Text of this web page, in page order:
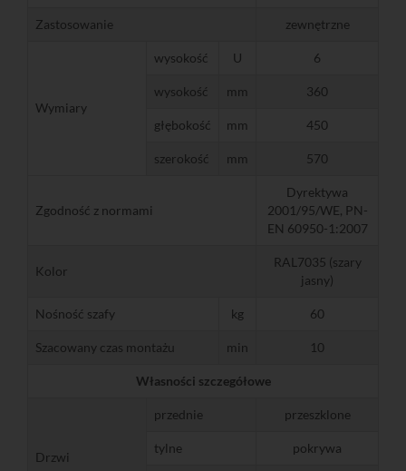
Zastosowanie zewnętrzne
Wymiary
wysokość U 6
wysokość mm 360
głębokość mm 450
szerokość mm 570
Zgodność z normami
Dyrektywa
2001/95/WE, PN-
EN 60950-1:2007
Kolor
RAL7035 (szary
jasny)
Nośność szafy kg 60
Szacowany czas montażu min 10
Własności szczegółowe
Drzwi
przednie przeszklone
tylne pokrywa